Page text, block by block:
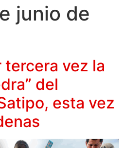
junio de
tercera vez la
del
esta vez